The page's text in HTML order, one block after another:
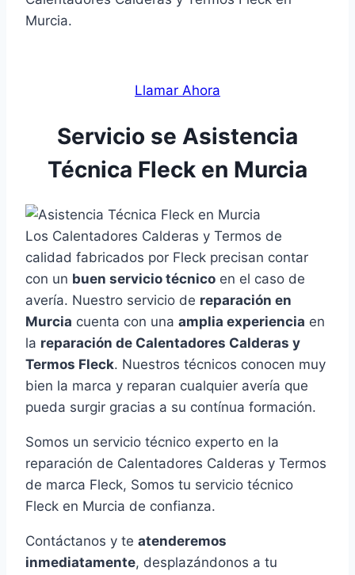
Murcia.
Llamar Ahora
Servicio se Asistencia
Técnica Fleck en Murcia
Los Calentadores Calderas y Termos de
calidad fabricados por Fleck precisan contar
con un buen servicio técnico en el caso de
avería. Nuestro servicio de reparación en
Murcia cuenta con una amplia experiencia en
la reparación de Calentadores Calderas y
Termos Fleck. Nuestros técnicos conocen muy
bien la marca y reparan cualquier avería que
pueda surgir gracias a su contínua formación.
Somos un servicio técnico experto en la
reparación de Calentadores Calderas y Termos
de marca Fleck, Somos tu servicio técnico
Fleck en Murcia de confianza.
Contáctanos y te atenderemos
inmediatamente, desplazándonos a tu